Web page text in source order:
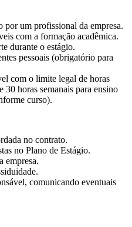
por um profissional da empresa.
com a formação acadêmica.
durante o estágio.
pessoais (obrigatório para
com o limite legal de horas
30 horas semanais para ensino
curso).
no contrato.
no Plano de Estágio.
empresa.
comunicando eventuais